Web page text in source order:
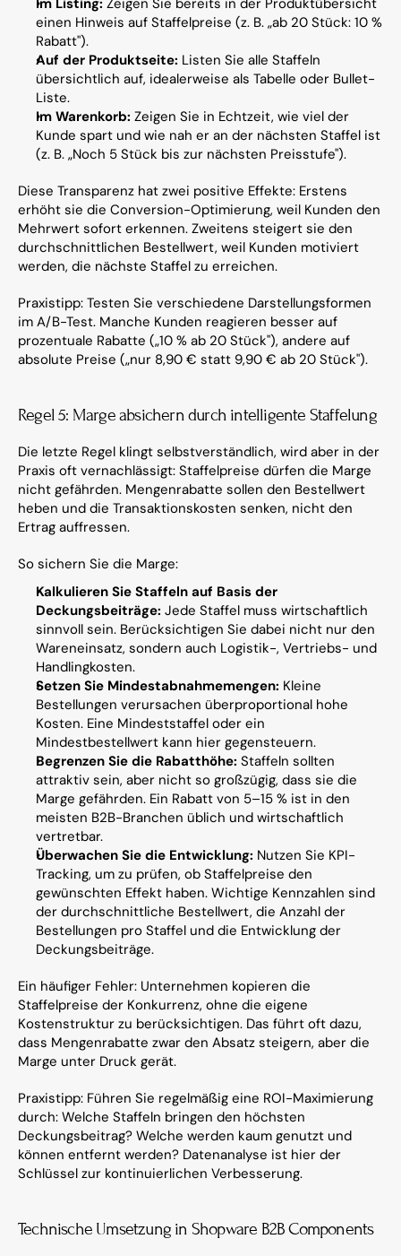
Im Listing: Zeigen Sie bereits in der Produktübersicht
einen Hinweis auf Staffelpreise (z. B. „ab 20 Stück: 10 %
Rabatt").
Auf der Produktseite: Listen Sie alle Staffeln
übersichtlich auf, idealerweise als Tabelle oder Bullet-
Liste.
Im Warenkorb: Zeigen Sie in Echtzeit, wie viel der
Kunde spart und wie nah er an der nächsten Staffel ist
(z. B. „Noch 5 Stück bis zur nächsten Preisstufe").
Diese Transparenz hat zwei positive Effekte: Erstens
erhöht sie die Conversion-Optimierung, weil Kunden den
Mehrwert sofort erkennen. Zweitens steigert sie den
durchschnittlichen Bestellwert, weil Kunden motiviert
werden, die nächste Staffel zu erreichen.
Praxistipp: Testen Sie verschiedene Darstellungsformen
im A/B-Test. Manche Kunden reagieren besser auf
prozentuale Rabatte („10 % ab 20 Stück"), andere auf
absolute Preise („nur 8,90 € statt 9,90 € ab 20 Stück").
Regel 5: Marge absichern durch intelligente Staffelung
Die letzte Regel klingt selbstverständlich, wird aber in der
Praxis oft vernachlässigt: Staffelpreise dürfen die Marge
nicht gefährden. Mengenrabatte sollen den Bestellwert
heben und die Transaktionskosten senken, nicht den
Ertrag auffressen.
So sichern Sie die Marge:
Kalkulieren Sie Staffeln auf Basis der
Deckungsbeiträge: Jede Staffel muss wirtschaftlich
sinnvoll sein. Berücksichtigen Sie dabei nicht nur den
Wareneinsatz, sondern auch Logistik-, Vertriebs- und
Handlingkosten.
Setzen Sie Mindestabnahmemengen: Kleine
Bestellungen verursachen überproportional hohe
Kosten. Eine Mindeststaffel oder ein
Mindestbestellwert kann hier gegensteuern.
Begrenzen Sie die Rabatthöhe: Staffeln sollten
attraktiv sein, aber nicht so großzügig, dass sie die
Marge gefährden. Ein Rabatt von 5–15 % ist in den
meisten B2B-Branchen üblich und wirtschaftlich
vertretbar.
Überwachen Sie die Entwicklung: Nutzen Sie KPI-
Tracking, um zu prüfen, ob Staffelpreise den
gewünschten Effekt haben. Wichtige Kennzahlen sind
der durchschnittliche Bestellwert, die Anzahl der
Bestellungen pro Staffel und die Entwicklung der
Deckungsbeiträge.
Ein häufiger Fehler: Unternehmen kopieren die
Staffelpreise der Konkurrenz, ohne die eigene
Kostenstruktur zu berücksichtigen. Das führt oft dazu,
dass Mengenrabatte zwar den Absatz steigern, aber die
Marge unter Druck gerät.
Praxistipp: Führen Sie regelmäßig eine ROI-Maximierung
durch: Welche Staffeln bringen den höchsten
Deckungsbeitrag? Welche werden kaum genutzt und
können entfernt werden? Datenanalyse ist hier der
Schlüssel zur kontinuierlichen Verbesserung.
Technische Umsetzung in Shopware B2B Components